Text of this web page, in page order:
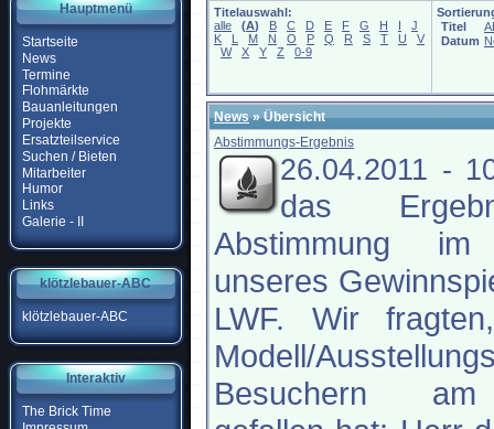
Hauptmenü
Startseite
News
Termine
Flohmärkte
Bauanleitungen
Projekte
Ersatzteilservice
Suchen / Bieten
Mitarbeiter
Humor
Links
Galerie - II
klötzlebauer-ABC
klötzlebauer-ABC
Interaktiv
The Brick Time
Titelauswahl:
alle
(A) B C D E F G H I
J
K
L M N O P Q R S T U
V
W
X Y Z 0-9
Titel
Datum
News» Übersicht
Abstimmungs-Ergebnis
26.04.2011 -
das
Abstimmung im
unseres
LWF. Wir
Modell/
Besuchern